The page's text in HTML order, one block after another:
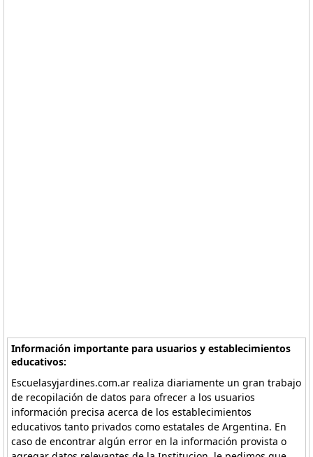
Información importante para usuarios y establecimientos
educativos:
Escuelasyjardines.com.ar realiza diariamente un gran trabajo
de recopilación de datos para ofrecer a los usuarios
información precisa acerca de los establecimientos
educativos tanto privados como estatales de Argentina. En
caso de encontrar algún error en la información provista o